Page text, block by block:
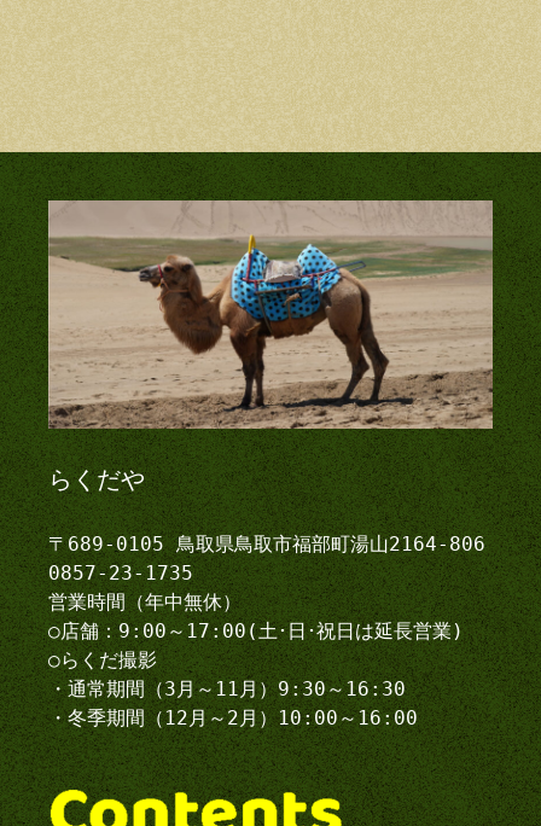
らくだや
〒689-0105 鳥取県鳥取市福部町湯山2164-806
0857-23-1735
営業時間（年中無休）
○店舗：9:00～17:00(土･日･祝日は延長営業)
○らくだ撮影
・通常期間（3月～11月）9:30～16:30
・冬季期間（12月～2月）10:00～16:00